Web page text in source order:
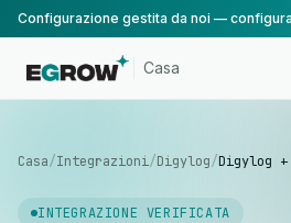
Casa
Casa/Integrazioni/Digylog/Digylog +
INTEGRAZIONE VERIFICATA